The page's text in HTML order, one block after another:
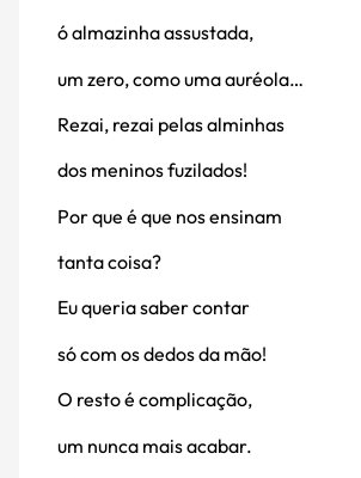
ó almazinha assustada,
um zero, como uma auréola…
Rezai, rezai pelas alminhas
dos meninos fuzilados!
Por que é que nos ensinam
tanta coisa?
Eu queria saber contar
só com os dedos da mão!
O resto é complicação,
um nunca mais acabar.